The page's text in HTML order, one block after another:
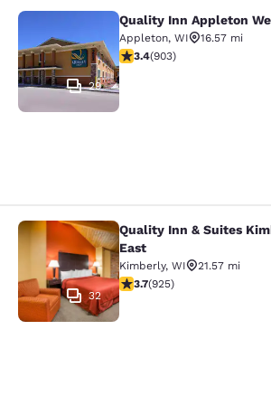
Quality Inn Appleton
29
Quality Inn Appleton
Appleton, WI
16.57 mi
calificación de 3.41 estrellas.
3.4(903)
Quality Inn & Suites
32
Quality Inn & Suites
East
Kimberly, WI
21.57 mi
calificación de 3.74 estrellas.
3.7(925)